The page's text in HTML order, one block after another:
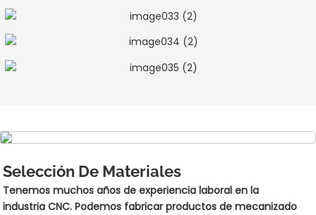
Selección De Materiales
Tenemos muchos años de experiencia laboral en la
industria CNC. Podemos fabricar productos de mecanizado